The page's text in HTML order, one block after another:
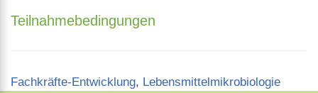
Teilnahmebedingungen
Categories
Fachkräfte-Entwicklung, Lebensmittelmikrobiologie